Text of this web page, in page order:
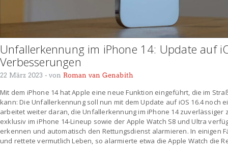
Unfallerkennung im iPhone 14: Update auf
Verbesserungen
22 März 2023 - von Roman van Genabith
Mit dem iPhone 14 hat Apple eine neue Funktion eingeführt, die im
kann: Die Unfallerkennung soll nun mit dem Update auf iOS 16.4 noch
arbeitet weiter daran, die Unfallerkennung im iPhone 14 zuverlässiger
exklusiv im iPhone 14-Lineup sowie der Apple Watch S8 und Ultra
erkennen und automatisch den Rettungsdienst alarmieren. In einigen
und rettete vermutlich Leben, so alarmierte etwa die Apple Watch die